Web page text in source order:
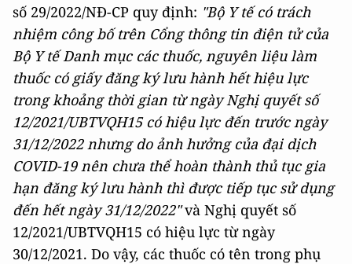
số 29/2022/NĐ-CP quy định: "Bộ Y tế có trách
nhiệm công bố trên Cổng thông tin điện tử của
Bộ Y tế Danh mục các thuốc, nguyên liệu làm
thuốc có giấy đăng ký lưu hành hết hiệu lực
trong khoảng thời gian từ ngày Nghị quyết số
12/2021/UBTVQH15 có hiệu lực đến trước ngày
31/12/2022 nhưng do ảnh hưởng của đại dịch
COVID-19 nên chưa thể hoàn thành thủ tục gia
hạn đăng ký lưu hành thì được tiếp tục sử dụng
đến hết ngày 31/12/2022"và Nghị quyết số
12/2021/UBTVQH15 có hiệu lực từ ngày
30/12/2021. Do vậy, các thuốc có tên trong phụ